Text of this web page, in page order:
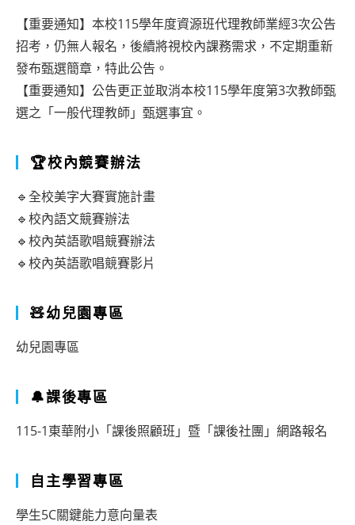
【重要通知】本校115學年度資源班代理教師業經3次公告
招考，仍無人報名，後續將視校內課務需求，不定期重新
發布甄選簡章，特此公告。
【重要通知】公告更正並取消本校115學年度第3次教師甄
選之「一般代理教師」甄選事宜。
🏆校內競賽辦法
🔹全校美字大賽實施計畫
🔹校內語文競賽辦法
🔹校內英語歌唱競賽辦法
🔹校內英語歌唱競賽影片
🧸幼兒園專區
幼兒園專區
🔔課後專區
115-1東華附小「課後照顧班」暨「課後社團」網路報名
自主學習專區
學生5C關鍵能力意向量表